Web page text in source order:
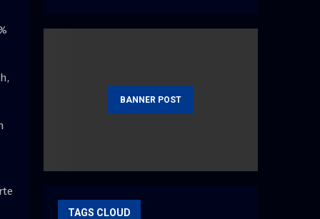
BANNER POST
TAGS CLOUD